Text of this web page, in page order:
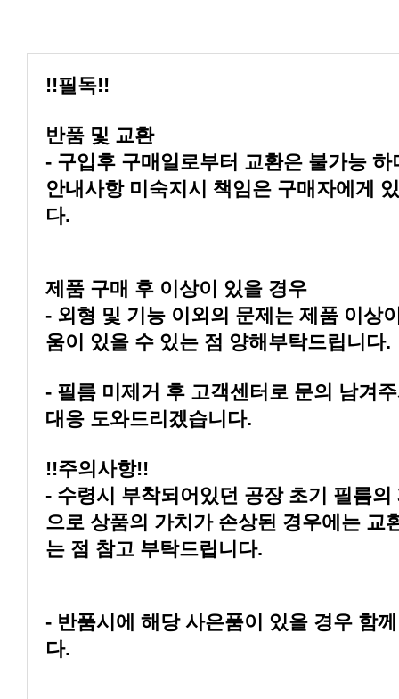
!!필독!!
반품 및 교환
다.
제품 구매 후 이상이 있을 경우
움이 있을 수 있는 점 양해부탁드립니다.
대응 도와드리겠습니다.
!!주의사항!!
는 점 참고 부탁드립니다.
다.